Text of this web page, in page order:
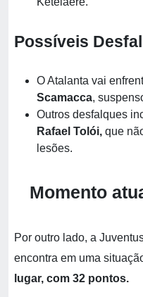
Possíveis
O Atalanta vai
Scamacca,
Outros desfalques
Rafael Tolói, que
lesões.
Momento
Por outro lado, a
encontra em uma
lugar, com 32 pontos.